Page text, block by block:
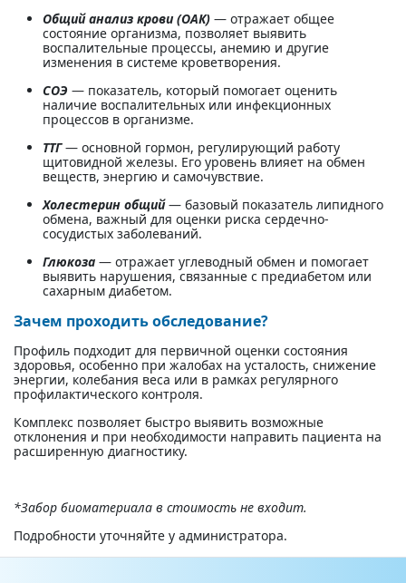
Общий анализ крови (ОАК) — отражает общее
состояние организма, позволяет выявить
воспалительные процессы, анемию и другие
изменения в системе кроветворения.
СОЭ — показатель, который помогает оценить
наличие воспалительных или инфекционных
процессов в организме.
ТТГ— основной гормон, регулирующий работу
щитовидной железы. Его уровень влияет на обмен
веществ, энергию и самочувствие.
Холестерин общий— базовый показатель липидного
обмена, важный для оценки риска сердечно-
сосудистых заболеваний.
Глюкоза — отражает углеводный обмен и помогает
выявить нарушения, связанные с предиабетом или
сахарным диабетом.
Зачем проходить обследование?
Профиль подходит для первичной оценки состояния
здоровья, особенно при жалобах на усталость, снижение
энергии, колебания веса или в рамках регулярного
профилактического контроля.
Комплекс позволяет быстро выявить возможные
отклонения и при необходимости направить пациента на
расширенную диагностику.
*Забор биоматериала в стоимость не входит.
Подробности уточняйте у администратора.